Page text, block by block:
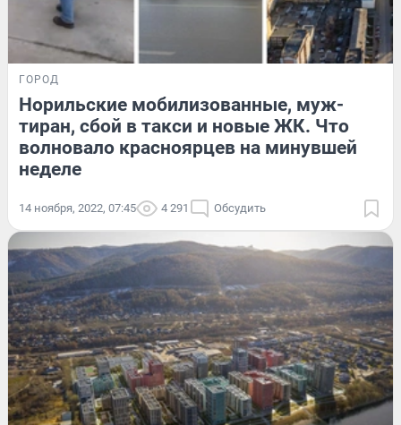
ГОРОД
Норильские мобилизованные, муж-
тиран, сбой в такси и новые ЖК. Что
волновало красноярцев на минувшей
неделе
14 ноября, 2022, 07:45 4 291 Обсудить